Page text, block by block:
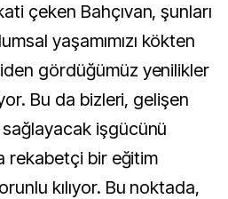
çeken Bahçıvan, şunları
yaşamımızı kökten
gördüğümüz yenilikler
Bu da bizleri, gelişen
işgücünü
rekabetçi bir eğitim
kılıyor. Bu noktada,